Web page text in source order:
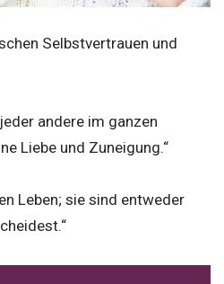
Selbstvertrauen und
andere im ganzen
Liebe und Zuneigung.“
Leben; sie sind entweder